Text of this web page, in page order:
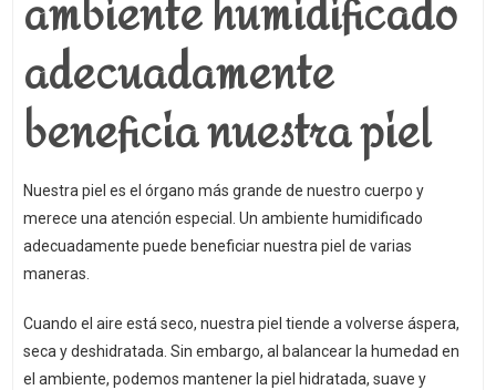
ambiente humidificado
adecuadamente
beneficia nuestra piel
Nuestra piel es el órgano más grande de nuestro cuerpo y
merece una atención especial. Un ambiente humidificado
adecuadamente puede beneficiar nuestra piel de varias
maneras.
Cuando el aire está seco, nuestra piel tiende a volverse áspera,
seca y deshidratada. Sin embargo, al balancear la humedad en
el ambiente, podemos mantener la piel hidratada, suave y